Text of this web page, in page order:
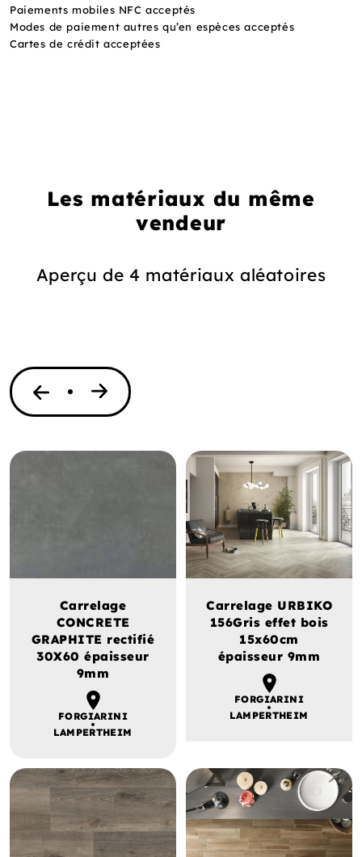
Paiements mobiles NFC acceptés
Modes de paiement autres qu’en espèces acceptés
Cartes de crédit acceptées
Les matériaux du même
vendeur
Aperçu de 4 matériaux aléatoires
Carrelage
CONCRETE
GRAPHITE rectifié
30X60 épaisseur
9mm
FORGIARINI
LAMPERTHEIM
Carrelage URBIKO
156Gris effet bois
15x60cm
épaisseur 9mm
FORGIARINI
LAMPERTHEIM